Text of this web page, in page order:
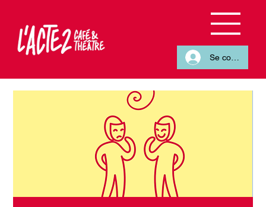
Se connecter